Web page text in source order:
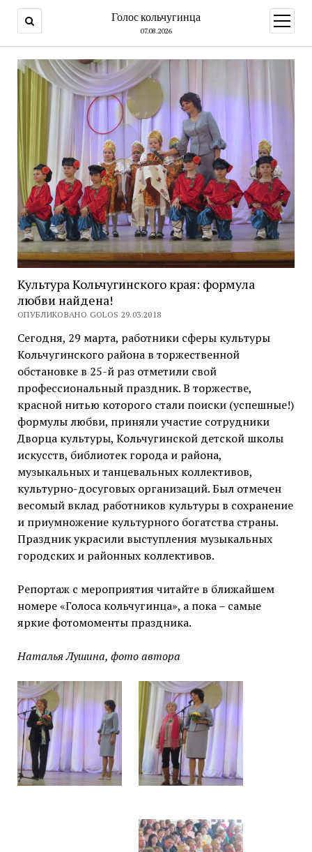
Голос кольчугинца
07.08.2026
меню
Культура Кольчугинского края: формула
любви найдена!
ОПУБЛИКОВАНО GOLOS 29.03.2018
Сегодня, 29 марта, работники сферы культуры
Кольчугинского района в торжественной
обстановке в 25-й раз отметили свой
профессиональный праздник. В торжестве,
красной нитью которого стали поиски (успешные!)
формулы любви, приняли участие сотрудники
Дворца культуры, Кольчугинской детской школы
искусств, библиотек города и района,
музыкальных и танцевальных коллективов,
культурно-досуговых организаций. Был отмечен
весомый вклад работников культуры в сохранение
и приумножение культурного богатства страны.
Праздник украсили выступления музыкальных
городских и районных коллективов.
Репортаж с мероприятия читайте в ближайшем
номере «Голоса кольчугинца», а пока – самые
яркие фотомоменты праздника.
Наталья Лушина, фото автора